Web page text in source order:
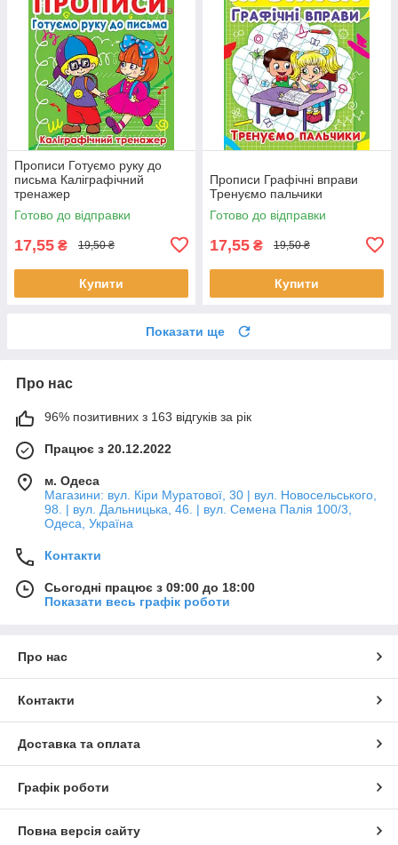
Прописи Готуємо руку до
письма Каліграфічний
тренажер
Готово до відправки
17,55 ₴ 19,50 ₴
Купити
Прописи Графічні вправи
Тренуємо пальчики
Готово до відправки
17,55 ₴ 19,50 ₴
Купити
Показати ще
Про нас
96% позитивних з 163 відгуків за рік
Працює з 20.12.2022
м. Одеса
Магазини: вул. Кіри Муратової, 30 | вул. Новосельського,
98. | вул. Дальницька, 46. | вул. Семена Палія 100/3,
Одеса, Україна
Контакти
Сьогодні працює з 09:00 до 18:00
Показати весь графік роботи
Про нас
Контакти
Доставка та оплата
Графік роботи
Повна версія сайту